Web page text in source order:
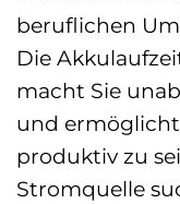
beruflichen
Die
macht Sie
und
produktiv zu
Stromquelle